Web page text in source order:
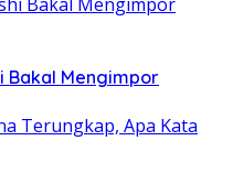
Bakal Mengimpor